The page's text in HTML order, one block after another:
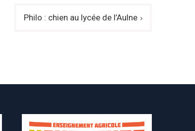
Philo : chien au lycée de l’Aulne